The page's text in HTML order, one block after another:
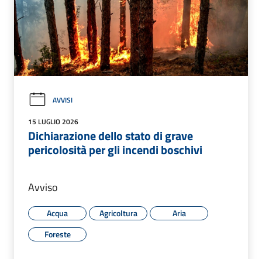
AVVISI
15 LUGLIO 2026
Dichiarazione dello stato di grave
pericolosità per gli incendi boschivi
Avviso
Acqua Agricoltura
Aria
Foreste